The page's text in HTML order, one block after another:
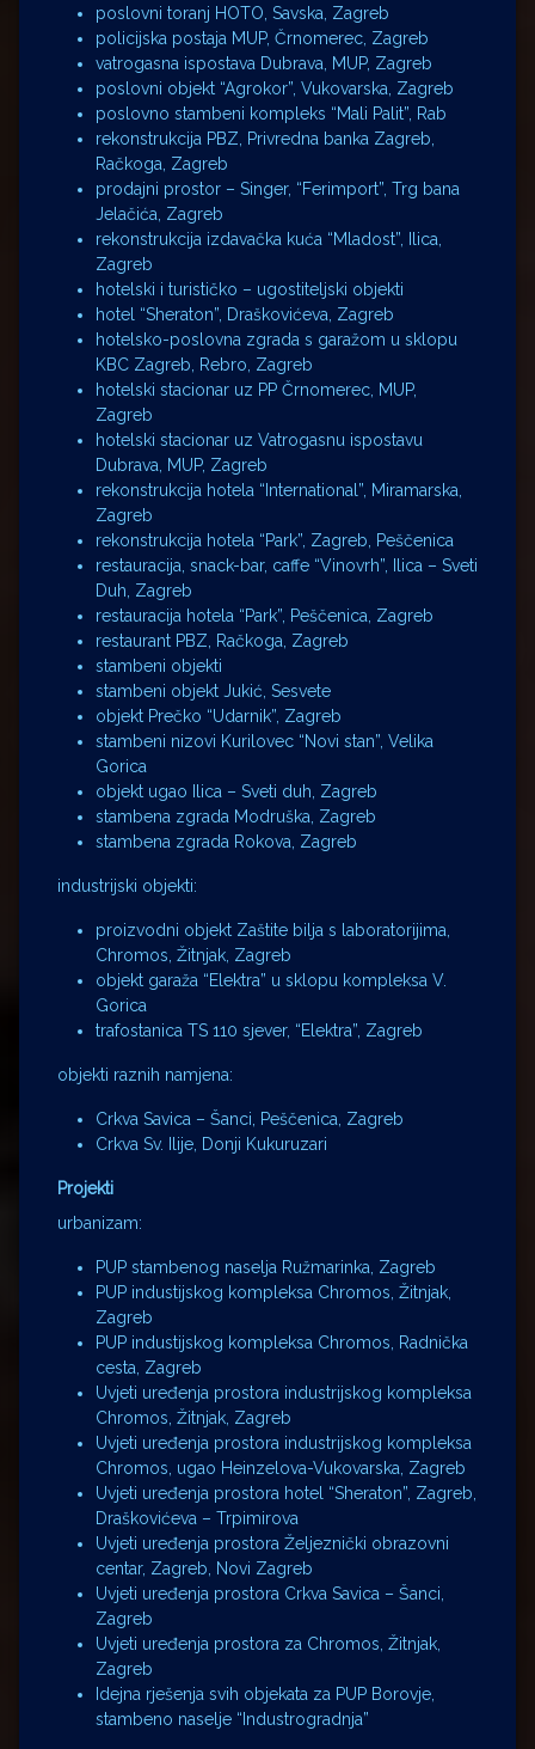
poslovni toranj HOTO, Savska, Zagreb
policijska postaja MUP, Črnomerec, Zagreb
vatrogasna ispostava Dubrava, MUP, Zagreb
poslovni objekt “Agrokor”, Vukovarska, Zagreb
poslovno stambeni kompleks “Mali Palit”, Rab
rekonstrukcija PBZ, Privredna banka Zagreb,
Račkoga, Zagreb
prodajni prostor – Singer, “Ferimport”, Trg bana
Jelačića, Zagreb
rekonstrukcija izdavačka kuća “Mladost”, Ilica,
Zagreb
hotelski i turističko – ugostiteljski objekti
hotel “Sheraton”, Draškovićeva, Zagreb
hotelsko-poslovna zgrada s garažom u sklopu
KBC Zagreb, Rebro, Zagreb
hotelski stacionar uz PP Črnomerec, MUP,
Zagreb
hotelski stacionar uz Vatrogasnu ispostavu
Dubrava, MUP, Zagreb
rekonstrukcija hotela “International”, Miramarska,
Zagreb
rekonstrukcija hotela “Park”, Zagreb, Peščenica
restauracija, snack-bar, caffe “Vinovrh”, Ilica – Sveti
Duh, Zagreb
restauracija hotela “Park”, Peščenica, Zagreb
restaurant PBZ, Račkoga, Zagreb
stambeni objekti
stambeni objekt Jukić, Sesvete
objekt Prečko “Udarnik”, Zagreb
stambeni nizovi Kurilovec “Novi stan”, Velika
Gorica
objekt ugao Ilica – Sveti duh, Zagreb
stambena zgrada Modruška, Zagreb
stambena zgrada Rokova, Zagreb
industrijski objekti:
proizvodni objekt Zaštite bilja s laboratorijima,
Chromos, Žitnjak, Zagreb
objekt garaža “Elektra” u sklopu kompleksa V.
Gorica
trafostanica TS 110 sjever, “Elektra”, Zagreb
objekti raznih namjena:
Crkva Savica – Šanci, Peščenica, Zagreb
Crkva Sv. Ilije, Donji Kukuruzari
Projekti
urbanizam:
PUP stambenog naselja Ružmarinka, Zagreb
PUP industijskog kompleksa Chromos, Žitnjak,
Zagreb
PUP industijskog kompleksa Chromos, Radnička
cesta, Zagreb
Uvjeti uređenja prostora industrijskog kompleksa
Chromos, Žitnjak, Zagreb
Uvjeti uređenja prostora industrijskog kompleksa
Chromos, ugao Heinzelova-Vukovarska, Zagreb
Uvjeti uređenja prostora hotel “Sheraton”, Zagreb,
Draškovićeva – Trpimirova
Uvjeti uređenja prostora Željeznički obrazovni
centar, Zagreb, Novi Zagreb
Uvjeti uređenja prostora Crkva Savica – Šanci,
Zagreb
Uvjeti uređenja prostora za Chromos, Žitnjak,
Zagreb
Idejna rješenja svih objekata za PUP Borovje,
stambeno naselje “Industrogradnja”